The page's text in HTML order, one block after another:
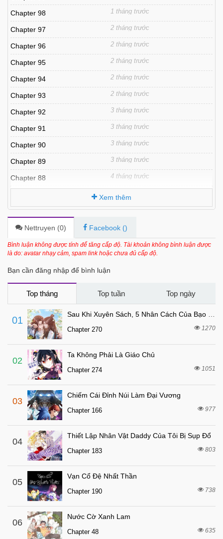
Chapter 98 1 tháng trước
Chapter 97 2 tháng trước
Chapter 96 2 tháng trước
Chapter 95 2 tháng trước
Chapter 94 2 tháng trước
Chapter 93 2 tháng trước
Chapter 92 3 tháng trước
Chapter 91 3 tháng trước
Chapter 90 3 tháng trước
Chapter 89 3 tháng trước
Chapter 88 4 tháng trước
Chapter 86 4 tháng trước
Chapter 85.1 4 tháng trước
Chapter 85 4 tháng trước
5 tháng trước
Chapter 82 5 tháng trước
Chapter 81
Chapter 80
Chapter 79
Chapter 78 6 tháng trước
Chapter 77
Chapter 76
Chapter 75
Chapter 74 6 tháng trước
Chapter 73 6 tháng trước
Chapter 72
Chapter 71 6 tháng trước
Chapter 70
Chapter 69 6 tháng trước
Chapter 68
Xem thêm
Nettruyen (0) Facebook ()
Bình luận không được tính để tăng cấp độ. Tài khoản không bình luận được
là do: avatar nhạy cảm, spam link hoặc chưa đủ cấp độ.
Bạn cần đăng nhập để bình luận
Top tháng Top tuần Top ngày
01
Chapter 270 1270
02
Ta Không Phải Là Giáo Chủ
Chapter 274 1051
03
Chiếm Cái Đỉnh Núi Làm Đại Vương
Chapter 166 977
04
Thiết Lập Nhân Vật Daddy Của Tôi Bị Sụp Đổ
Chapter 183 803
05
Vạn Cổ Đệ Nhất Thần
Chapter 190 738
06
Nước Cờ Xanh Lam
Chapter 48 635